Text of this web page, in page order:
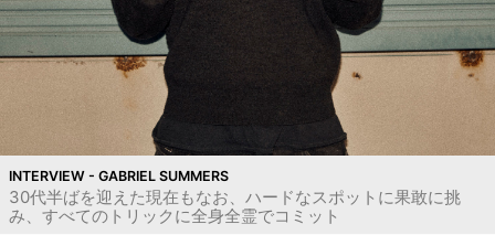
INTERVIEW - GABRIEL SUMMERS
30代半ばを迎えた現在もなお、ハードなスポットに果敢に挑
み、すべてのトリックに全身全霊でコミット